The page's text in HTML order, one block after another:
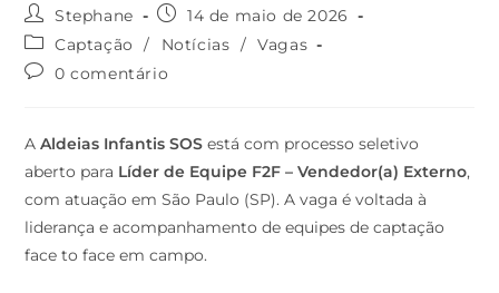
Stephane
14 de maio de 2026
Captação
/ Notícias / Vagas
0 comentário
AAldeias Infantis SOS está com processo seletivo
aberto para Líder de Equipe F2F – Vendedor(a) Externo,
com atuação em São Paulo (SP). A vaga é voltada à
liderança e acompanhamento de equipes de captação
face to face em campo.